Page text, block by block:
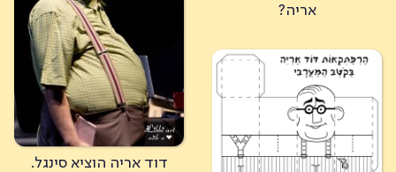
אריה?
דוד אריה הוציא סינגל.